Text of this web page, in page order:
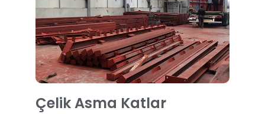
Çelik Asma Katlar